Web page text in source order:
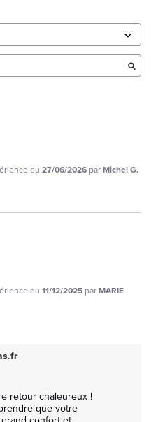
du 27/06/2026 parMichel G.
du 11/12/2025 parMARIE
retour chaleureux !
que votre